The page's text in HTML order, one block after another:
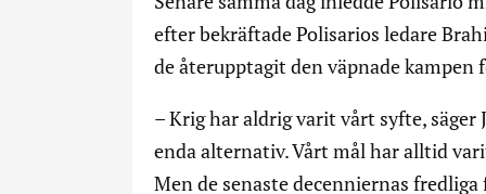
efter bekräftade Polisarios ledare
de återupptagit den väpnade kampen
– Krig har aldrig varit vårt syfte,
enda alternativ. Vårt mål har alltid
Men de senaste decenniernas